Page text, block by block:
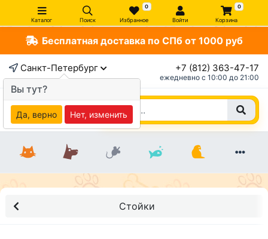
Каталог Поиск
0
Избранное Войти
0
Корзина
Бесплатная доставка по СПб от 1000 руб
Санкт-Петербург +7 (812) 363-47-17
ежедневно c 10:00 до 21:00
Стойки
Вы тут?
Да, верно Нет, изменить